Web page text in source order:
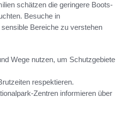
schätzen die geringere Boots-
Besuche in
Bereiche zu verstehen
Wege nutzen, um Schutzgebiete
respektieren.
Zentren informieren über